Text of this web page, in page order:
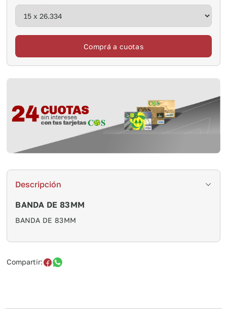
Comprá a cuotas
Descripción
BANDA DE 83MM
BANDA DE 83MM
Compartir: